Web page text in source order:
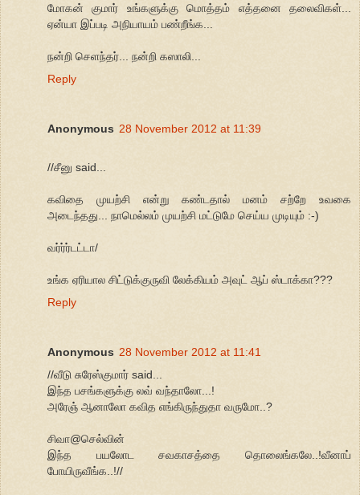
மோகன் குமார் உங்களுக்கு மொத்தம் எத்தனை தலைவிகள்...
ஏன்யா இப்படி அநியாயம் பண்றீங்க...
நன்றி செளந்தர்... நன்றி கஸாலி...
Reply
Anonymous 28 November 2012 at 11:39
//சீனு said...
கவிதை முயற்சி என்று கண்டதால் மனம் சற்றே உவகை
அடைந்தது... நாமெல்லம் முயற்சி மட்டுமே செய்ய முடியும் :-)
வர்ர்ர்டட்டா/
உங்க ஏரியால சிட்டுக்குருவி லேக்கியம் அவுட் ஆப் ஸ்டாக்கா???
Reply
Anonymous 28 November 2012 at 11:41
//வீடு சுரேஸ்குமார் said...
இந்த பசங்களுக்கு லவ் வந்தாலோ...!
அரேஞ் ஆனாலோ கவித எங்கிருந்துதா வருமோ..?
சிவா@செல்வின்
இந்த பயலோட சவகாசத்தை தொலைங்கலே..!வீனாப்
போயிருவீங்க..!//